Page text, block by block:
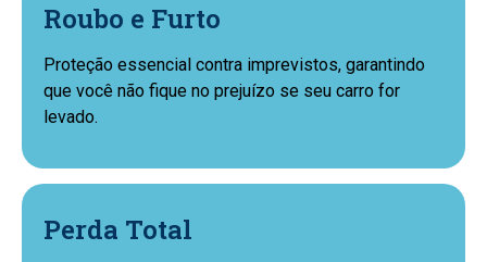
Roubo e Furto
Proteção essencial contra imprevistos, garantindo
que você não fique no prejuízo se seu carro for
levado.
Perda Total